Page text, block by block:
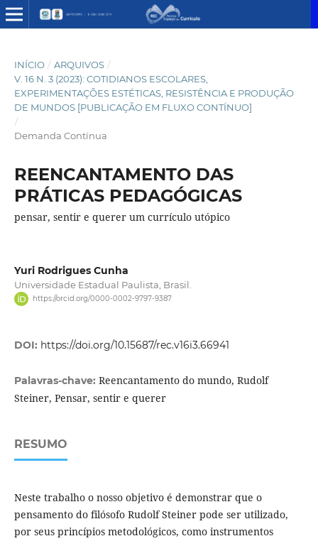
INÍCIO / ARQUIVOS /
V. 16 N. 3 (2023): COTIDIANOS ESCOLARES,
EXPERIMENTAÇÕES ESTÉTICAS, RESISTÊNCIA E PRODUÇÃO
DE MUNDOS [PUBLICAÇÃO EM FLUXO CONTÍNUO]
/
Demanda Contínua
REENCANTAMENTO DAS
PRÁTICAS PEDAGÓGICAS
pensar, sentir e querer um currículo utópico
Yuri Rodrigues Cunha
Universidade Estadual Paulista, Brasil.
https://orcid.org/0000-0002-9797-9387
DOI: https://doi.org/10.15687/rec.v16i3.66941
Palavras-chave: Reencantamento do mundo, Rudolf
Steiner, Pensar, sentir e querer
RESUMO
Neste trabalho o nosso objetivo é demonstrar que o
pensamento do filósofo Rudolf Steiner pode ser utilizado,
por seus princípios metodológicos, como instrumentos